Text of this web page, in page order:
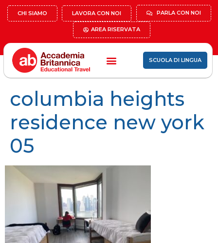
CHI SIAMO LAVORA CON NOI PARLA CON NOI
AREA RISERVATA
SCUOLA DI LINGUA
columbia heights
residence new york
05